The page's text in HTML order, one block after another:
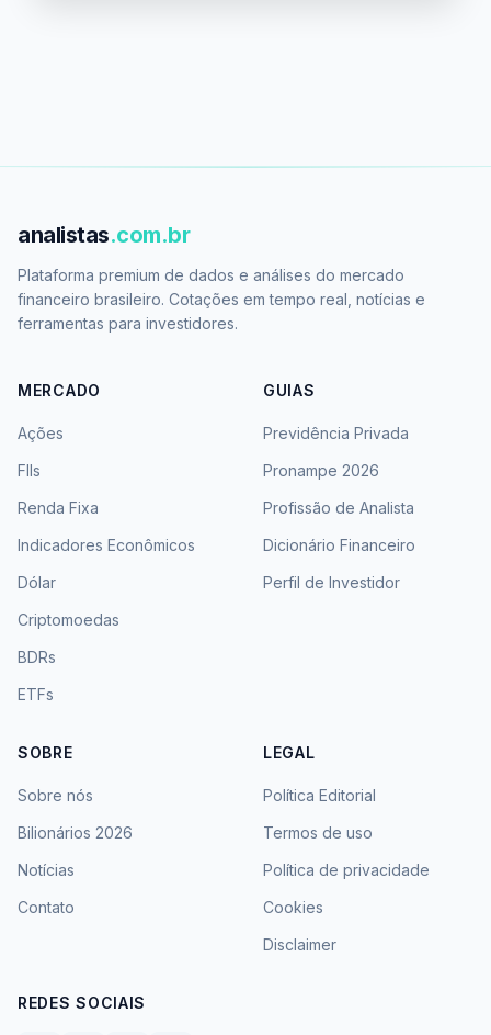
analistas.com.br
Plataforma premium de dados e análises do mercado
financeiro brasileiro. Cotações em tempo real, notícias e
ferramentas para investidores.
MERCADO
Ações
FIIs
Renda Fixa
Indicadores Econômicos
Dólar
Criptomoedas
BDRs
ETFs
GUIAS
Previdência Privada
Pronampe 2026
Profissão de Analista
Dicionário Financeiro
Perfil de Investidor
SOBRE
Sobre nós
Bilionários 2026
Notícias
Contato
LEGAL
Política Editorial
Termos de uso
Política de privacidade
Cookies
Disclaimer
REDES SOCIAIS